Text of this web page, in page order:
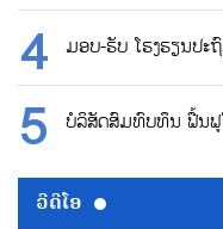
ມອບ-ຮັບ ໂຮງຮຽນປະ
ບໍລິສັດສົມທົບທຶນ ຟື້ນຟູ
ວີດີໂອ